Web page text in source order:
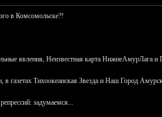
в Комсомольске?!
явления, Неизвестная карта НижнеАмурЛага и
газетах Тихоокеанская Звезда и Наш Город
задумаемся...